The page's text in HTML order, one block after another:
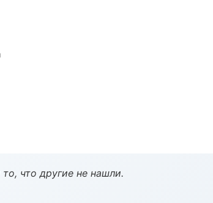
что другие не нашли.